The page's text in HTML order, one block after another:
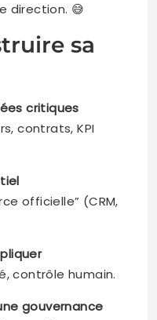
direction. 😅
sa
critiques
contrats, KPI
officielle” (CRM,
contrôle humain.
gouvernance